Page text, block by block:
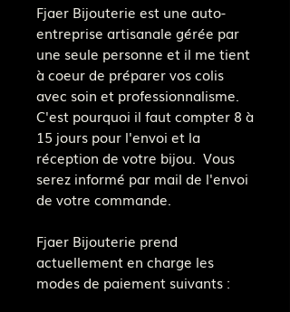
Fjaer Bijouterie est une auto-
entreprise artisanale gérée par
une seule personne et il me tient
à coeur de préparer vos colis
avec soin et professionnalisme.
C'est pourquoi il faut compter 8 à
15 jours pour l'envoi et la
réception de votre bijou. Vous
serez informé par mail de l'envoi
de votre commande.
Fjaer Bijouterie prend
actuellement en charge les
modes de paiement suivants :